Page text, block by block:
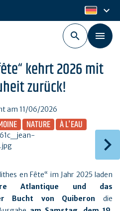
de
keyboard_arrow_down
kehrt 2026 mit
zurück!
am 11/06/2026
NATURE À L'EAU
en Fête“ im Jahr 2025 laden
Atlantique und das
Bucht von Quiberon die